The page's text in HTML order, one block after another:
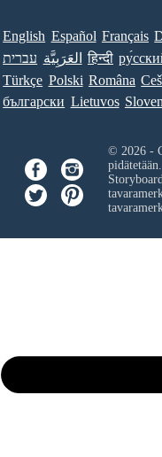
English Español Français
עברית العَرَبِيَّة हिन्दी
Türkçe Polski Româna
български Lietuvos
© 2026 -
pidätetään.